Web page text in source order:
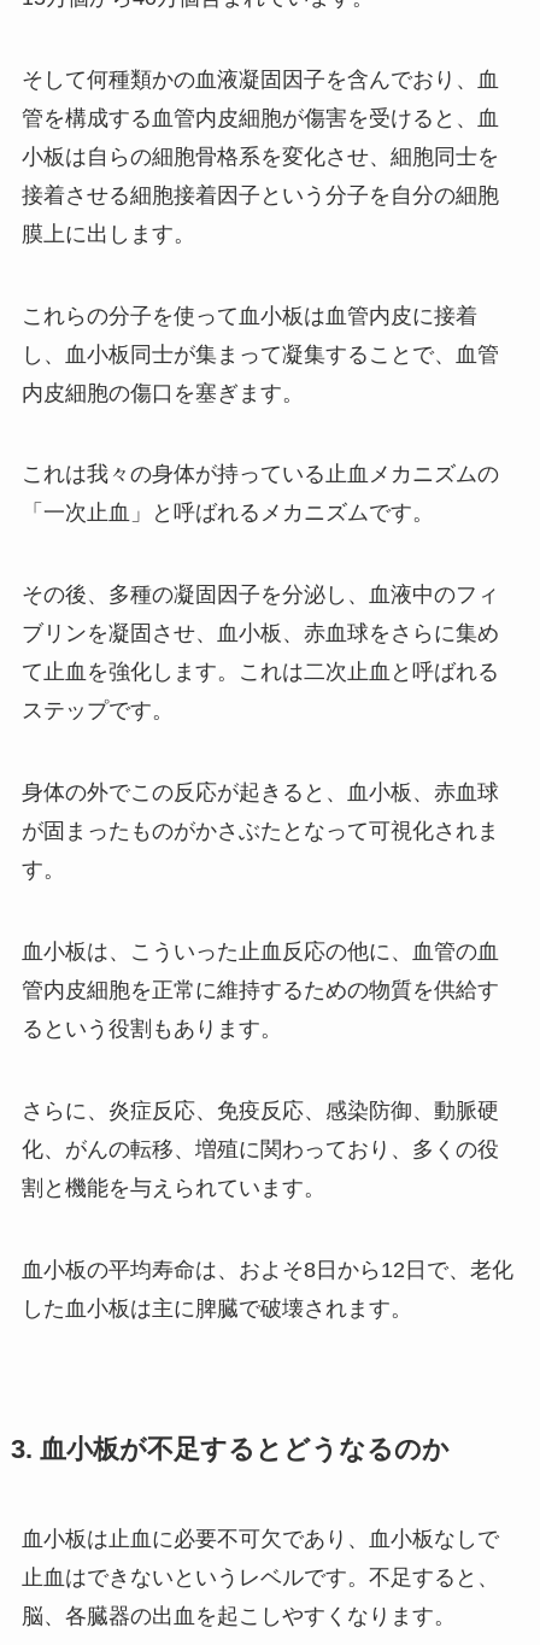
そして何種類かの血液凝固因子を含んでおり、血
管を構成する血管内皮細胞が傷害を受けると、血
小板は自らの細胞骨格系を変化させ、細胞同士を
接着させる細胞接着因子という分子を自分の細胞
膜上に出します。
これらの分子を使って血小板は血管内皮に接着
し、血小板同士が集まって凝集することで、血管
内皮細胞の傷口を塞ぎます。
これは我々の身体が持っている止血メカニズムの
「 一次止血 」と呼ばれるメカニズムです。
その後、多種の凝固因子を分泌し、血液中のフィ
ブリンを凝固させ、血小板、赤血球をさらに集め
て止血を強化します。これは二次止血 と呼ばれる
ステップです。
身体の外でこの反応が起きると、血小板、赤血球
が固まったものがかさぶたとなって可視化されま
す。
血小板は、こういった止血反応の他に、血管の血
管内皮細胞を正常に維持するための物質を供給す
るという役割もあります。
さらに、炎症反応、免疫反応、感染防御、動脈硬
化、がんの転移、増殖に関わっており、多くの役
割と機能を与えられています。
血小板の平均寿命は、およそ8日から12日で、老化
した血小板は主に脾臓で破壊されます。
3. 血小板が不足するとどうなるのか
血小板は止血に必要不可欠であり、血小板なしで
止血はできないというレベルです。不足すると、
脳、各臓器の出血を起こしやすくなります。